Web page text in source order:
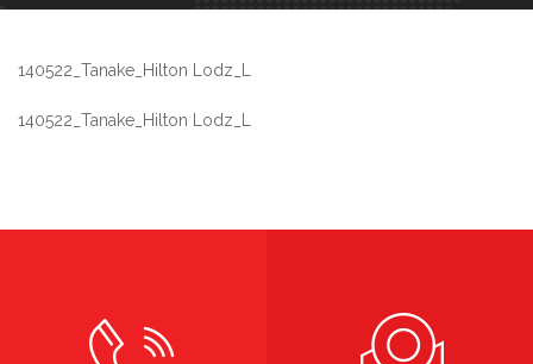
140522_Tanake_Hilton Lodz_L
140522_Tanake_Hilton Lodz_L